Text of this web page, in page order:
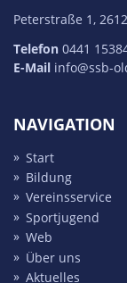
Peterstraße 1,
Telefon 0441
E-Mail info@ssb-
NAVIGATION
Start
Bildung
Vereins­service
Sport­jugend
Web
Über uns
Aktuelles